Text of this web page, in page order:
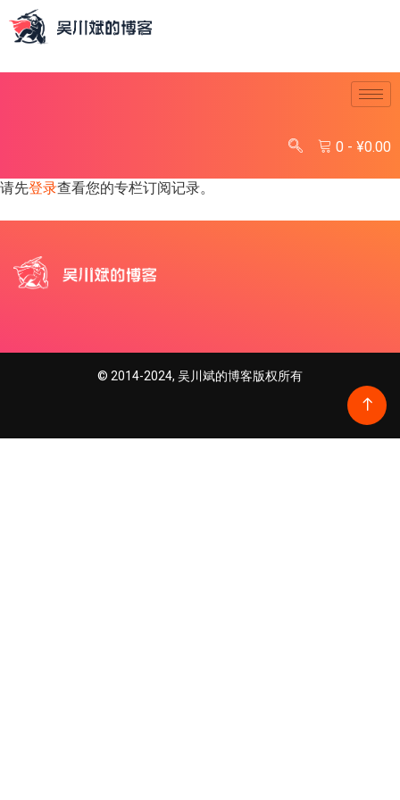
0 - ¥0.00
请先登录查看您的专栏订阅记录。
© 2014-2024, 吴川斌的博客版权所有